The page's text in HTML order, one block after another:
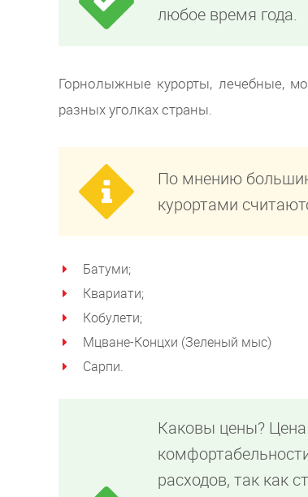
любое время года.
Горнолыжные курорты, лечебные,
разных уголках страны.
По мнению
курортами
Батуми;
Квариати;
Кобулети;
Мцване-Концхи (Зеленый мыс)
Сарпи.
Каковы цены?
расходов, так как